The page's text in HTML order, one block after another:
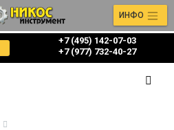
+7 (495) 142-07-03
‎‎+7 (977) 732-40-27
ИНФО